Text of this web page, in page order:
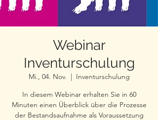
Webinar
Inventurschulung
Mi., 04. Nov.
  |
Inventurschulung
In diesem Webinar erhalten Sie in 60
Minuten einen Überblick über die Prozesse
der Bestandsaufnahme als Voraussetzung